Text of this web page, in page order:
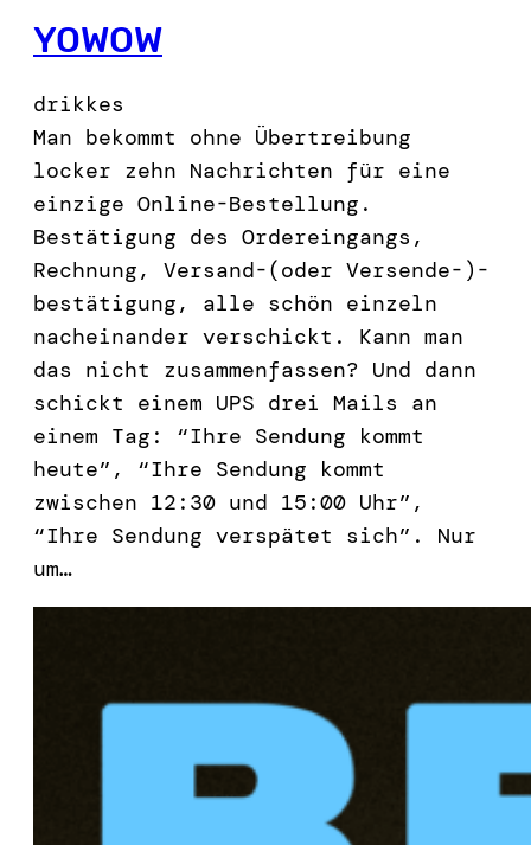
YOWOW
drikkes
Man bekommt ohne Übertreibung
locker zehn Nachrichten für eine
einzige Online-Bestellung.
Bestätigung des Ordereingangs,
Rechnung, Versand-(oder Versende-)-
bestätigung, alle schön einzeln
nacheinander verschickt. Kann man
das nicht zusammenfassen? Und dann
schickt einem UPS drei Mails an
einem Tag: “Ihre Sendung kommt
heute”, “Ihre Sendung kommt
zwischen 12:30 und 15:00 Uhr”,
“Ihre Sendung verspätet sich”. Nur
um…